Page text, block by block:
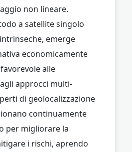
non lineare.
a satellite singolo
emerge
economicamente
alle
approcci multi-
di geolocalizzazione
continuamente
per migliorare la
i rischi, aprendo